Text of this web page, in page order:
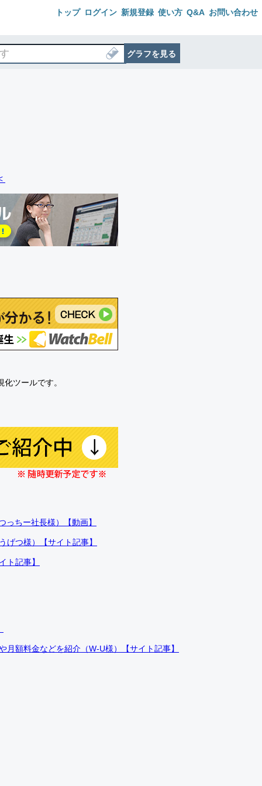
トップ ログイン 新規登録 使い方 Q&A お問い合わせ
グラフを見る
ツールです。
ちー社長様）【動画】
げつ様）【サイト記事】
ト記事】
額料金などを紹介（W-U様）【サイト記事】